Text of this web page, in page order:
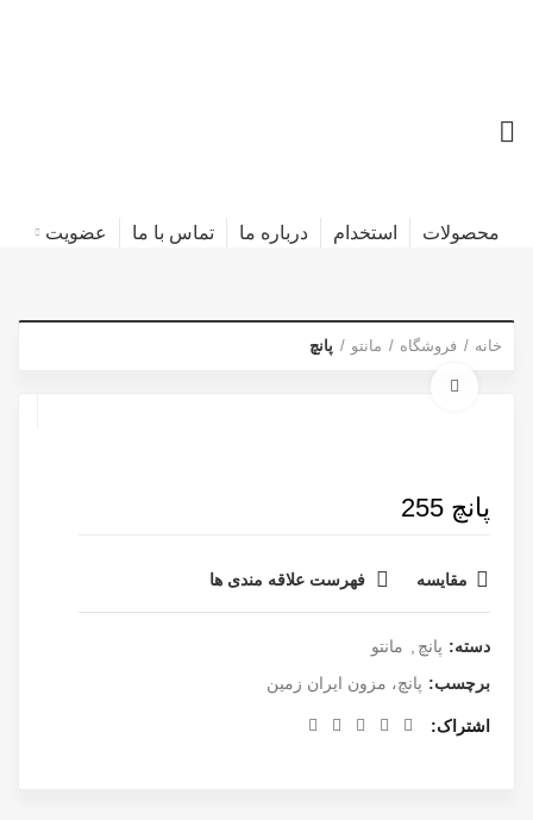
محصولات استخدام درباره ما تماس با ما عضویت
خانه فروشگاه مانتو پانچ
پانچ 255
مقایسه فهرست علاقه مندی ها
دسته: پانچ
مانتو
برچسب: پانچ، مزون ایران زمین
اشتراک